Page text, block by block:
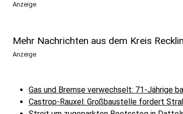
Anzeige
Mehr Nachrichten aus dem Kreis
Anzeige
Gas und Bremse verwechselt: 71-Jährige
Castrop-Rauxel: Großbaustelle fordert